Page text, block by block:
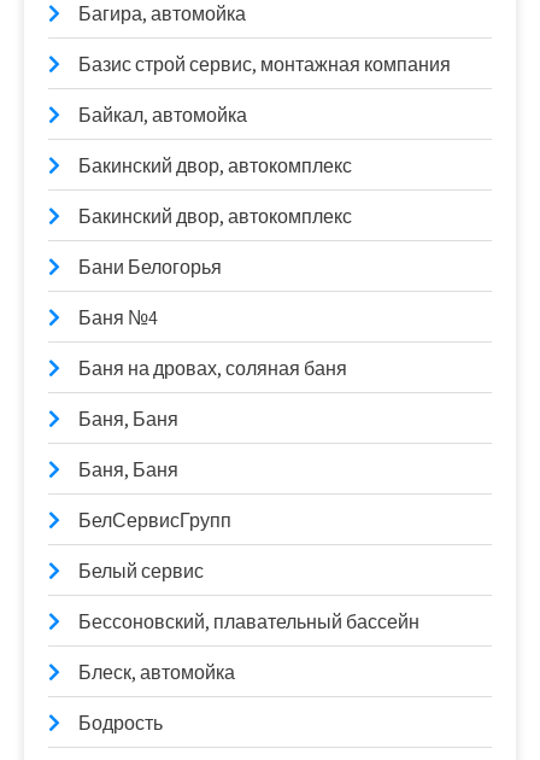
Багира, автомойка
Базис строй сервис, монтажная компания
Байкал, автомойка
Бакинский двор, автокомплекс
Бакинский двор, автокомплекс
Бани Белогорья
Баня №4
Баня на дровах, соляная баня
Баня, Баня
Баня, Баня
БелСервисГрупп
Белый сервис
Бессоновский, плавательный бассейн
Блеск, автомойка
Бодрость